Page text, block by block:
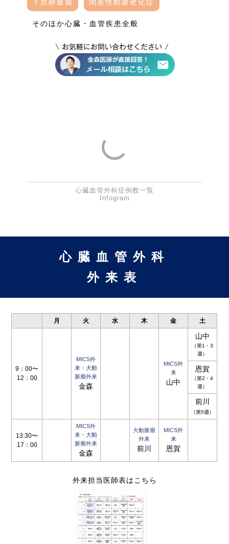
下肢静脈瘤 閉塞性動脈硬化症
そのほか心臓・血管疾患全般
心臓血管外科症例数一覧
Infogram
心臓血管外科
外来表
月 火 水 木 金 土
9：00〜
12：00
MICS外
来・大動
脈瘤外来
金森
MICS外
来
山中
山中
（第1・3
週）
恩賀
（第2・4
週）
前川
（第5週）
13:30〜
17：00
MICS外
来・大動
脈瘤外来
金森
大動脈瘤
外来
前川
MICS外
来
恩賀
外来担当医師表はこちら